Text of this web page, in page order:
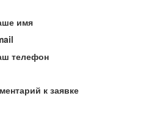
имя
телефон
к заявке